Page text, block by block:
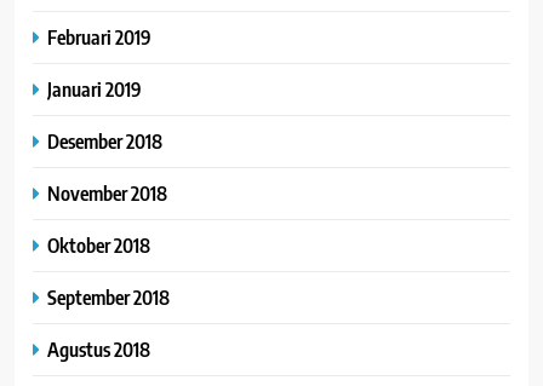
Februari 2019
Januari 2019
Desember 2018
November 2018
Oktober 2018
September 2018
Agustus 2018